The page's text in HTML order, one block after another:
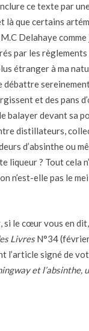
ce texte par
là que certains
Delahaye comme
par les
étranger à ma
débattre
et des pans
balayer devant sa
distillateurs,
d’absinthe ou
liqueur ? Tout cela
n’est-elle pas le
si le cœur vous en
LivresN°34
l’article signé de
et l’absinthe,